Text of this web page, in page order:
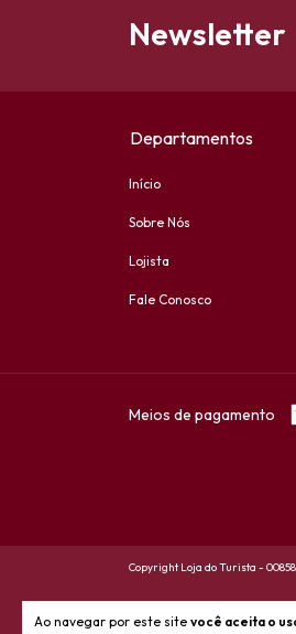
Ao navegar por este site você aceita o
Newsletter
Departamentos
Início
Sobre Nós
Lojista
Fale Conosco
Meios de pagamento
Copyright Loja do Turista -